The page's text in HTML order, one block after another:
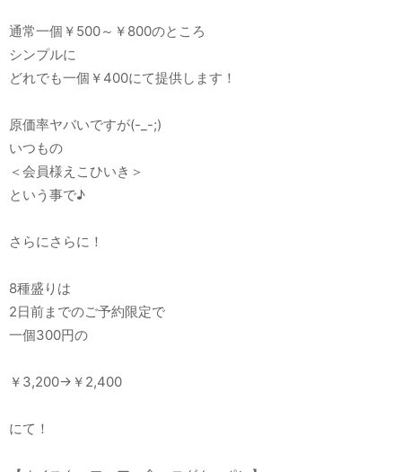
通常一個￥500～￥800のところ
シンプルに
どれでも一個￥400にて提供します！
原価率ヤバいですが(-_-;)
いつもの
＜会員様えこひいき＞
という事で♪
さらにさらに！
8種盛りは
2日前までのご予約限定で
一個300円の
￥3,200→￥2,400
にて！